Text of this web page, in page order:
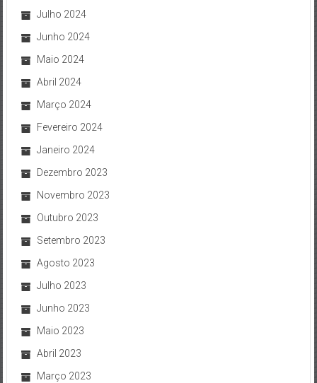
Julho 2024
Junho 2024
Maio 2024
Abril 2024
Março 2024
Fevereiro 2024
Janeiro 2024
Dezembro 2023
Novembro 2023
Outubro 2023
Setembro 2023
Agosto 2023
Julho 2023
Junho 2023
Maio 2023
Abril 2023
Março 2023